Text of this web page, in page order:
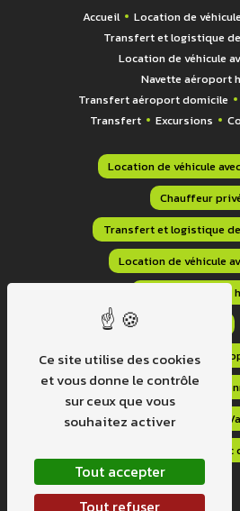
Accueil
Location de
Transfert et logistique
Location de véhicule
Navette aéroport
Transfert aéroport domicile
Transfert
Excursions
Location de véhicule
Chauffeur
Transfert et logistique
Location de véhicule
Navette aéroport
Transfert aéroport domicile
Transport navette
Transport
Transport sur mesure
Location minibus
Ce site utilise des cookies
et vous donne le contrôle
sur ceux que vous
souhaitez activer
Tout accepter
Tout refuser